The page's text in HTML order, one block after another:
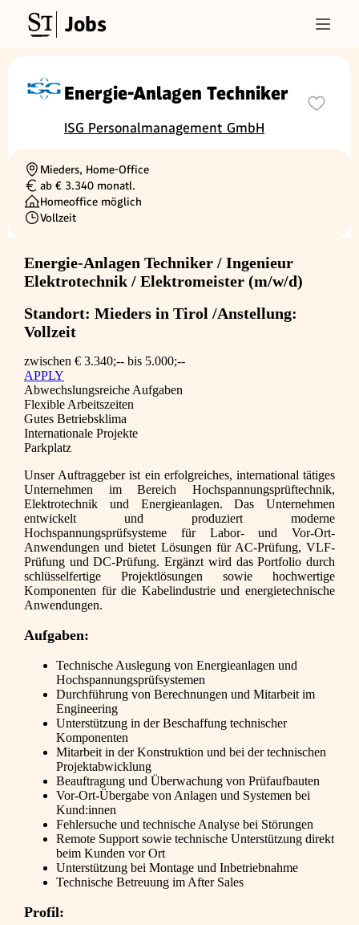
Jobs
Energie-Anlagen Techniker
ISG Personalmanagement GmbH
Ortschaft
Mieders, Home-Office
Gehalt
ab € 3.340 monatl.
Homeoffice möglich
Beschäftigungsart
Vollzeit
Energie-Anlagen Techniker / Ingenieur
Elektrotechnik / Elektromeister (m/w/d)
Standort: Mieders in Tirol /Anstellung:
Vollzeit
zwischen € 3.340;-- bis 5.000;--
APPLY
Abwechslungsreiche Aufgaben
Flexible Arbeitszeiten
Gutes Betriebsklima
Internationale Projekte
Parkplatz
Unser Auftraggeber ist ein erfolgreiches, international tätiges
Unternehmen im Bereich Hochspannungsprüftechnik,
Elektrotechnik und Energieanlagen. Das Unternehmen
entwickelt und produziert moderne
Hochspannungsprüfsysteme für Labor- und Vor-Ort-
Anwendungen und bietet Lösungen für AC-Prüfung, VLF-
Prüfung und DC-Prüfung. Ergänzt wird das Portfolio durch
schlüsselfertige Projektlösungen sowie hochwertige
Komponenten für die Kabelindustrie und energietechnische
Anwendungen.
Aufgaben:
Technische Auslegung von Energieanlagen und
Hochspannungsprüfsystemen
Durchführung von Berechnungen und Mitarbeit im
Engineering
Unterstützung in der Beschaffung technischer
Komponenten
Mitarbeit in der Konstruktion und bei der technischen
Projektabwicklung
Beauftragung und Überwachung von Prüfaufbauten
Vor-Ort-Übergabe von Anlagen und Systemen bei
Kund:innen
Fehlersuche und technische Analyse bei Störungen
Remote Support sowie technische Unterstützung direkt
beim Kunden vor Ort
Unterstützung bei Montage und Inbetriebnahme
Technische Betreuung im After Sales
Profil: